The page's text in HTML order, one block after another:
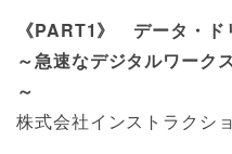
《PART1》 データ・ド
～急速なデジタルワーク
～
株式会社インストラクシ